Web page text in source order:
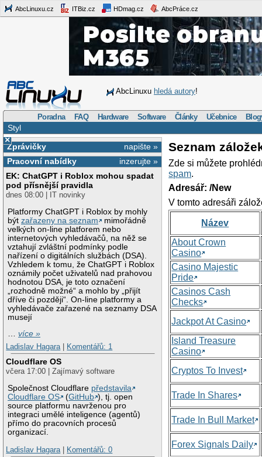
AbcLinuxu.cz ITBiz.cz HDmag.cz AbcPráce.cz
AbcLinuxu hledá autory!
Poradna FAQ Hardware Software Články Učebnice
Styl
×
napište »
Zprávičky
inzerujte »
Pracovní nabídky
EK: ChatGPT i Roblox mohou spadat
pod přísnější pravidla
dnes 08:00 | IT novinky
Platformy ChatGPT i Roblox by mohly
býtzařazeny na seznam
mimořádně
velkých on-line platforem nebo
internetových vyhledávačů, na něž se
vztahují zvláštní podmínky podle
nařízení o digitálních službách (DSA).
Vzhledem k tomu, že ChatGPT i Roblox
oznámily počet uživatelů nad prahovou
hodnotou DSA, je toto označení
„rozhodně možné“ a mohlo by „přijít
dříve či později“. On-line platformy a
vyhledávače zařazené na seznamy DSA
musejí
…více »
Ladislav Hagara
Komentářů: 1
Cloudflare OS
včera 17:00 | Zajímavý software
Společnost Cloudflare představila
Cloudflare OS
(GitHub ), tj. open
source platformu navrženou pro
integraci umělé inteligence (agentů)
přímo do pracovních procesů
organizací.
Ladislav Hagara
Komentářů: 0
Seznam
Zde si můžete
spam.
Adresář: /New
V tomto adresáři
Název
About Crown
Casino
Casino Majestic
Pride
Casinos Cash
Checks
Jackpot At Casino
Island Treasure
Casino
Cryptos To Invest
Trade In Shares
Trade In Bull Market
Forex Signals Daily